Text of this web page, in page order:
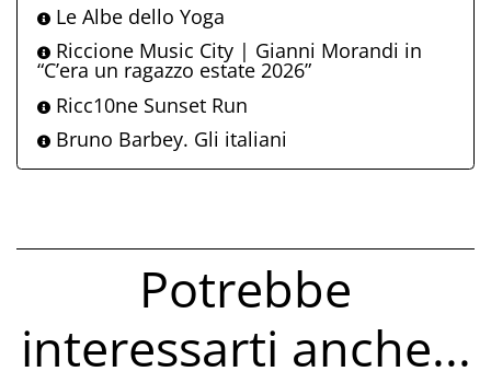
Le Albe dello Yoga
Riccione Music City | Gianni Morandi in
“C’era un ragazzo estate 2026”
Ricc10ne Sunset Run
Bruno Barbey. Gli italiani
Potrebbe
interessarti anche...